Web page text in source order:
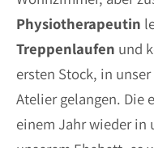
Physiotherapeutin
Treppenlaufen und
ersten Stock, in
Atelier gelangen. Die
einem Jahr wieder in